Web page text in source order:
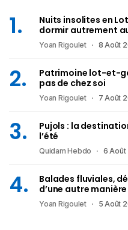
Nuits insolites en
dormir autrement
Yoan Rigoulet 8 Août
Patrimoine lot-et-
pas de chez soi
Yoan Rigoulet 7 Août
Pujols : la
l’été
Quidam Hebdo 6 Août
Balades fluviales,
d’une autre manière
Yoan Rigoulet 5 Août